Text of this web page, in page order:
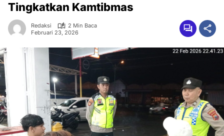
Tingkatkan Kamtibmas
Redaksi
2 Min Baca
Februari 23, 2026